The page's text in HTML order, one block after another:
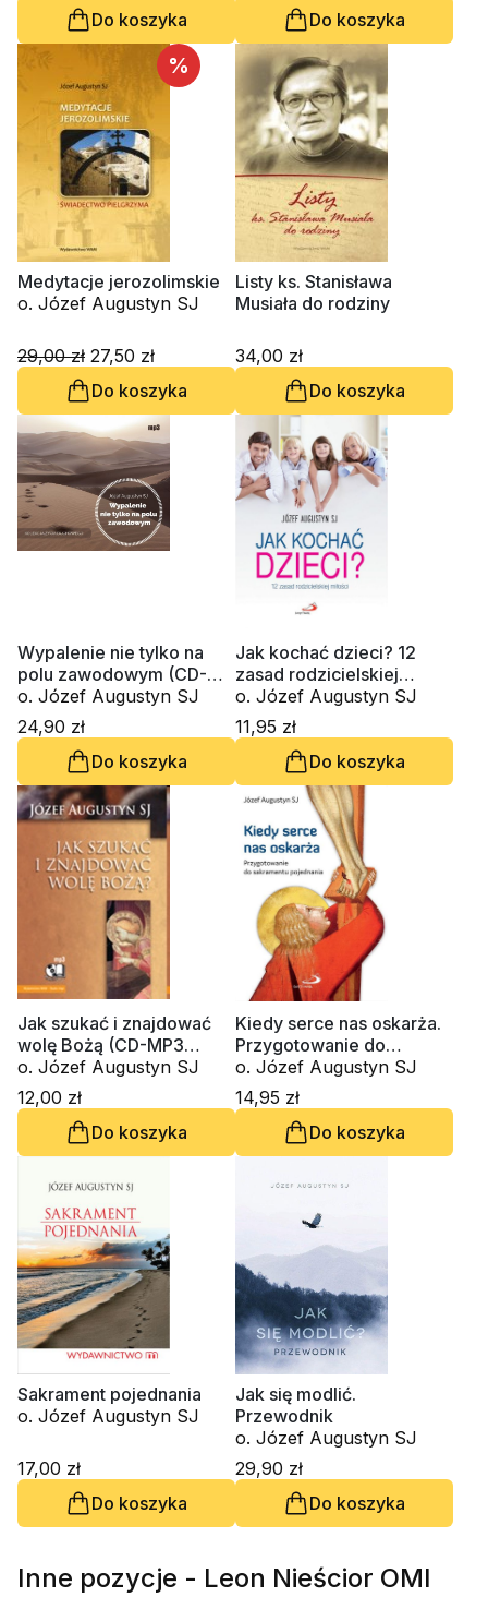
Do koszyka
Do koszyka
%
Medytacje jerozolimskie
o. Józef Augustyn SJ
29,00 zł 27,50 zł
Do koszyka
Listy ks. Stanisława
Musiała do rodziny
34,00 zł
Do koszyka
Wypalenie nie tylko na
polu zawodowym (CD-
MP3-Audiobook)
o. Józef Augustyn SJ
24,90 zł
Do koszyka
Jak kochać dzieci? 12
zasad rodzicielskiej
miłości
o. Józef Augustyn SJ
11,95 zł
Do koszyka
Jak szukać i znajdować
wolę Bożą (CD-MP3
audiobook)
o. Józef Augustyn SJ
12,00 zł
Do koszyka
Kiedy serce nas oskarża.
Przygotowanie do
sakramentu pojednania
o. Józef Augustyn SJ
14,95 zł
Do koszyka
Sakrament pojednania
o. Józef Augustyn SJ
17,00 zł
Do koszyka
Jak się modlić.
Przewodnik
o. Józef Augustyn SJ
29,90 zł
Do koszyka
Inne pozycje - Leon Nieścior OMI